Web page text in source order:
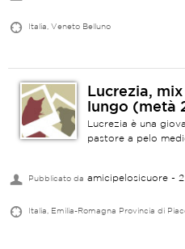
Italia, Veneto Belluno
Lucrezia,
lungo (metà
Lucrezia è una
pastore a pelo
Pubblicato da amicipelosicuore - 2
Italia, Emilia-Romagna Provincia di